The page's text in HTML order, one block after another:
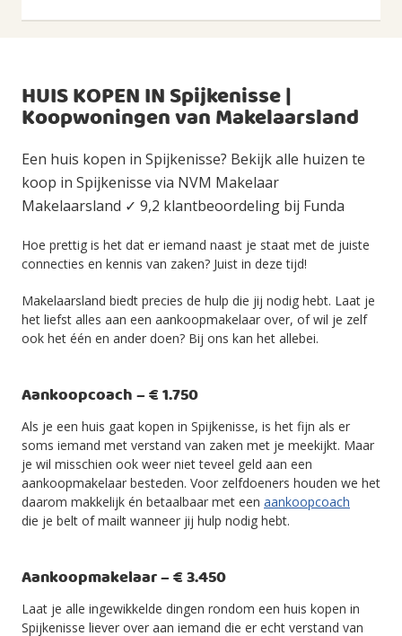
HUIS KOPEN IN Spijkenisse |
Koopwoningen van Makelaarsland
Een huis kopen in Spijkenisse? Bekijk alle huizen te
koop in Spijkenisse via NVM Makelaar
Makelaarsland ✓ 9,2 klantbeoordeling bij Funda
Hoe prettig is het dat er iemand naast je staat met de juiste
connecties en kennis van zaken? Juist in deze tijd!
Makelaarsland biedt precies de hulp die jij nodig hebt. Laat je
het liefst alles aan een aankoopmakelaar over, of wil je zelf
ook het één en ander doen? Bij ons kan het allebei.
Aankoopcoach – € 1.750
Als je een huis gaat kopen in Spijkenisse, is het fijn als er
soms iemand met verstand van zaken met je meekijkt. Maar
je wil misschien ook weer niet teveel geld aan een
aankoopmakelaar besteden. Voor zelfdoeners houden we het
daarom makkelijk én betaalbaar met een aankoopcoach
die je belt of mailt wanneer jij hulp nodig hebt.
Aankoopmakelaar – € 3.450
Laat je alle ingewikkelde dingen rondom een huis kopen in
Spijkenisse liever over aan iemand die er echt verstand van